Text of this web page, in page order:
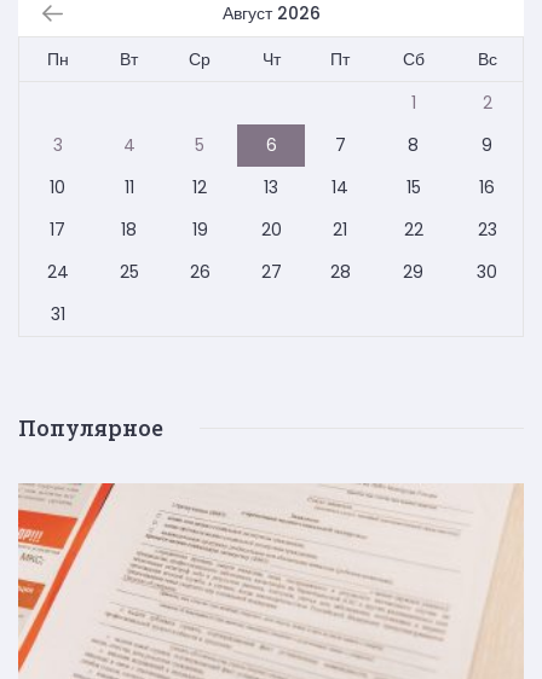
Август 2026
Пн
Вт Ср Чт Пт Сб
Вс
1
2
3
4 5 6 7 8
9
10
11 12 13 14 15
16
17
18 19 20 21 22
23
24
25 26 27 28 29
30
31
Популярное